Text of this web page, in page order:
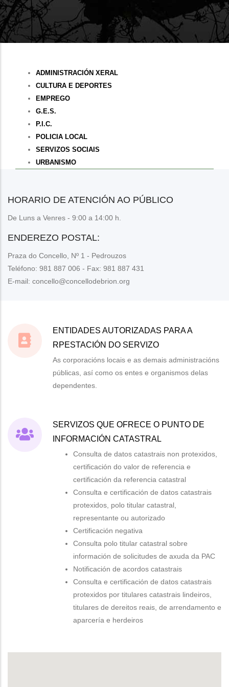
Departamentos
Municipais
ADMINISTRACIÓN XERAL
CULTURA E DEPORTES
EMPREGO
G.E.S.
P.I.C.
POLICIA LOCAL
SERVIZOS SOCIAIS
URBANISMO
HORARIO DE ATENCIÓN AO PÚBLICO
De Luns a Venres - 9:00 a 14:00 h.
ENDEREZO POSTAL:
Praza do Concello, Nº 1 - Pedrouzos
Teléfono: 981 887 006 - Fax: 981 887 431
E-mail: concello@concellodebrion.org
ENTIDADES AUTORIZADAS PARA A
RPESTACIÓN DO SERVIZO
As corporacións locais e as demais administracións
públicas, así como os entes e organismos delas
dependentes.
SERVIZOS QUE OFRECE O PUNTO DE
INFORMACIÓN CATASTRAL
Consulta de datos catastrais non protexidos,
certificación do valor de referencia e
certificación da referencia catastral
Consulta e certificación de datos catastrais
protexidos, polo titular catastral,
representante ou autorizado
Certificación negativa
Consulta polo titular catastral sobre
información de solicitudes de axuda da PAC
Notificación de acordos catastrais
Consulta e certificación de datos catastrais
protexidos por titulares catastrais lindeiros,
titulares de dereitos reais, de arrendamento e
aparcería e herdeiros